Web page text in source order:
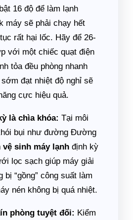
16 độ để làm lạnh
máy sẽ phải chạy hết
rất hại lốc. Hãy để 26-
với một chiếc quạt điện
tỏa đều phòng nhanh
đạt nhiệt độ nghỉ sẽ
cực hiệu quả.
là chìa khóa: Tại môi
bụi như đường Đường
vệ sinh máy lạnh định kỳ
lọc sạch giúp máy giải
bị “gồng” công suất làm
nén không bị quá nhiệt.
phòng tuyệt đối: Kiểm